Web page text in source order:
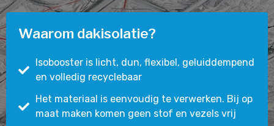
Waarom dakisolatie?
Isobooster is licht, dun, flexibel, geluiddempend
en volledig recyclebaar
Het materiaal is eenvoudig te verwerken. Bij op
maat maken komen geen stof en vezels vrij